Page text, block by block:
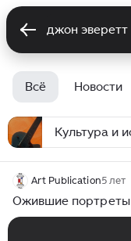
Всё Новости
Культура и
Art Publication5 лет
Ожившие